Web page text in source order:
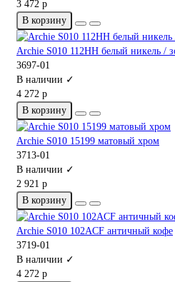
3 472 р
В корзину
Archie S010 112HH белый никель /
3697-01
В наличии ✓
4 272 р
В корзину
Archie S010 15199 матовый хром
3713-01
В наличии ✓
2 921 р
В корзину
Archie S010 102ACF античный кофе
3719-01
В наличии ✓
4 272 р